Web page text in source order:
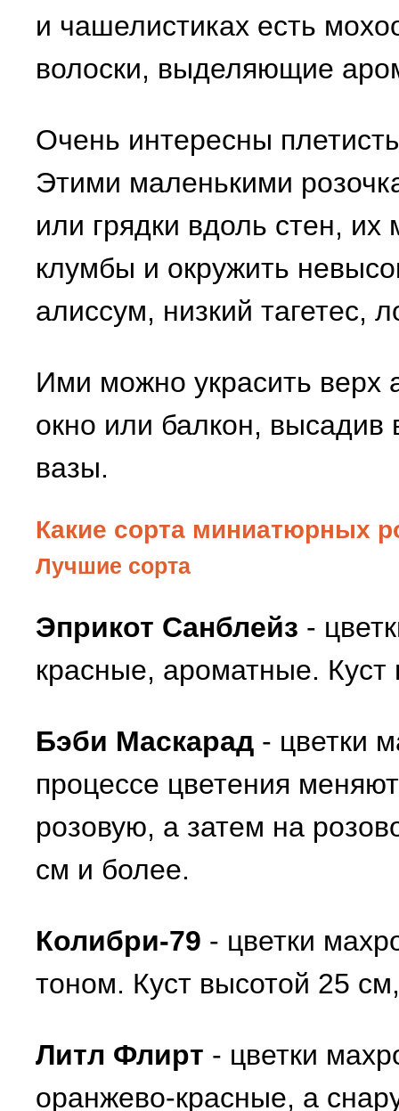
и чашелистиках есть
волоски, выделяющие
Очень интересны
Этими маленькими
или грядки вдоль стен,
клумбы и окружить
алиссум, низкий тагетес,
Ими можно украсить верх
окно или балкон,
вазы.
Какие сорта миниатюрных
Лучшие copтa
Эприкот Санблейз -
красные, ароматные.
Бэби Маскарад - цветки
процессе цветения
розовую, а затем на
см и более.
Колибри-79 - цветки
тоном. Куст высотой 25
Литл Флирт - цветки
оранжево-красные, а